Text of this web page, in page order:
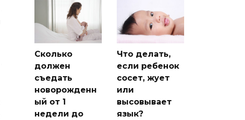
Сколько
должен
съедать
новорожденн
ый от 1
недели до
Что делать,
если ребенок
сосет, жует
или
высовывает
язык?